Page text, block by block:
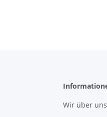
Wir über uns